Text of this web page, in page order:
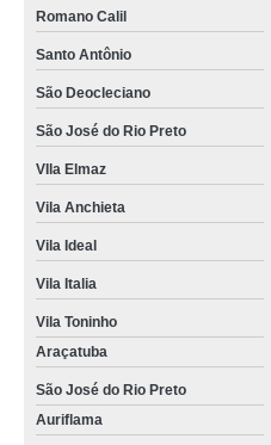
Romano Calil
Santo Antônio
São Deocleciano
São José do Rio Preto
VIla Elmaz
Vila Anchieta
Vila Ideal
Vila Italia
Vila Toninho
Araçatuba
São José do Rio Preto
Auriflama